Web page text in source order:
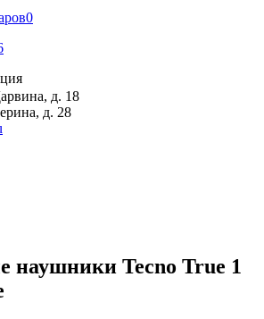
0
д. 18
д. 28
наушники Tecno True 1